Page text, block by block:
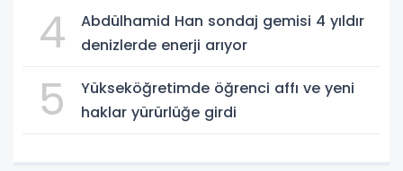
4
Abdülhamid Han sondaj gemisi 4 yıldır
denizlerde enerji arıyor
5
Yükseköğretimde öğrenci affı ve yeni
haklar yürürlüğe girdi